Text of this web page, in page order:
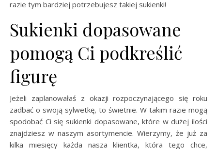
razie tym bardziej potrzebujesz takiej sukienki!
Sukienki dopasowane
pomogą Ci podkreślić
figurę
Jeżeli zaplanowałaś z okazji rozpoczynającego się roku
zadbać o swoją sylwetkę, to świetnie. W takim razie mogą
spodobać Ci się sukienki dopasowane, które w dużej ilości
znajdziesz w naszym asortymencie. Wierzymy, że już za
kilka miesięcy każda nasza klientka, która tego chce,